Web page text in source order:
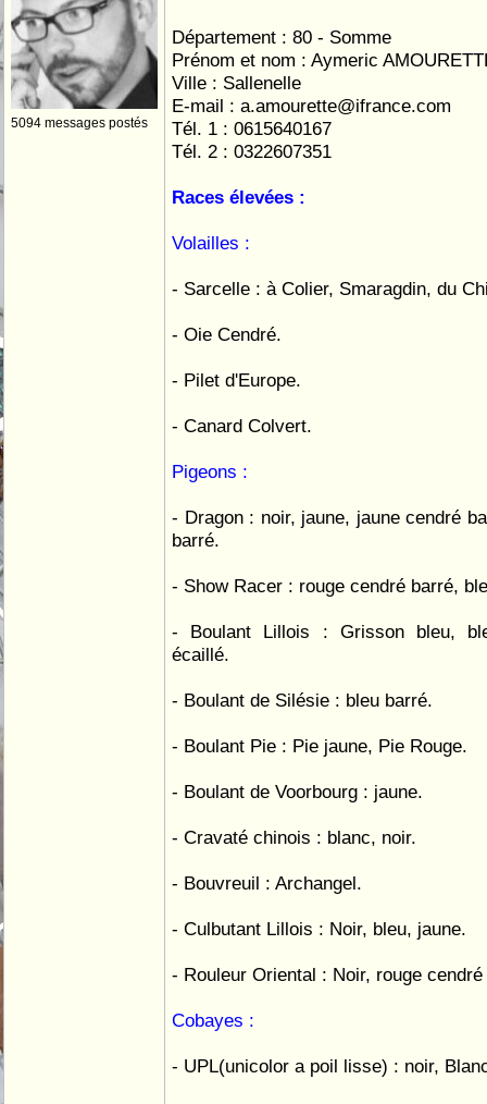
5094 messages postés
Département : 80 - Somme
Prénom et nom : Aymeric
Ville : Sallenelle
E-mail : a.amourette@ifrance.com
Tél. 1 : 0615640167
Tél. 2 : 0322607351
Races élevées :
Volailles :
- Sarcelle : à Colier, Smaragdin, du
- Oie Cendré.
- Pilet d'Europe.
- Canard Colvert.
Pigeons :
- Dragon : noir, jaune, jaune cendré
barré.
- Show Racer : rouge cendré barré,
- Boulant Lillois : Grisson bleu,
écaillé.
- Boulant de Silésie : bleu barré.
- Boulant Pie : Pie jaune, Pie Rouge.
- Boulant de Voorbourg : jaune.
- Cravaté chinois : blanc, noir.
- Bouvreuil : Archangel.
- Culbutant Lillois : Noir, bleu, jaune.
- Rouleur Oriental : Noir, rouge
Cobayes :
- UPL(unicolor a poil lisse) : noir,